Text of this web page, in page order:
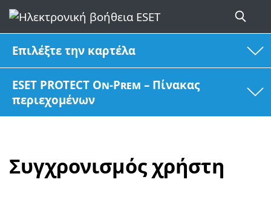
Επιλέξτε την καρτέλα
ESET PROTECT On-Prem – Πίνακας
περιεχομένων
Συγχρονισμός χρήστη